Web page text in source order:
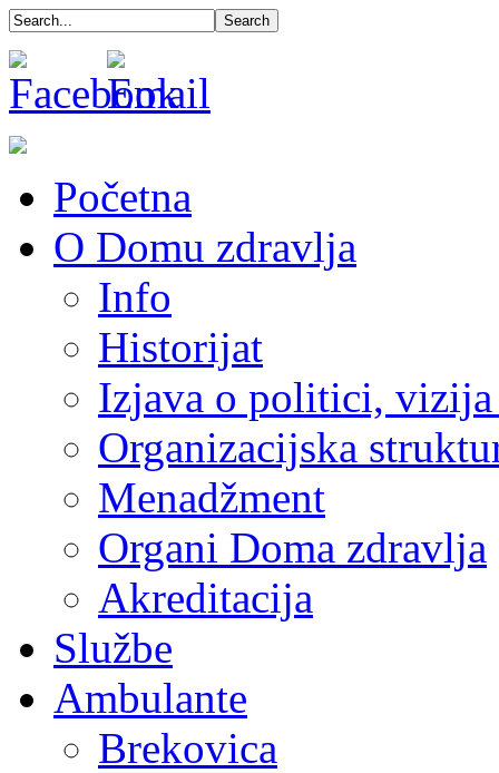
Početna
O Domu zdravlja
Info
Historijat
Izjava o politici,
Organizacijska
Menadžment
Organi Doma zdravlja
Akreditacija
Službe
Ambulante
Brekovica